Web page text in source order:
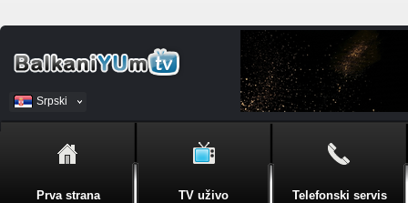
Srpski
BiH
Prva strana TV uživo Telefonski servis